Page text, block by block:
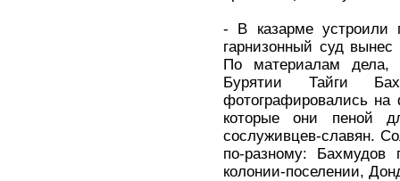
- В казарме устроили
гарнизонный суд
По материалам дела,
Бурятии Тайги
фотографировались
которые они пеной
сослуживцев-славян.
по-разному:
колонии-поселении,